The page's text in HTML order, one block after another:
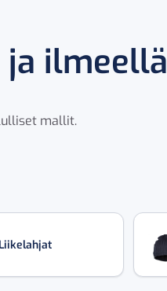
ilmeellä
mallit.
Liikelahjat